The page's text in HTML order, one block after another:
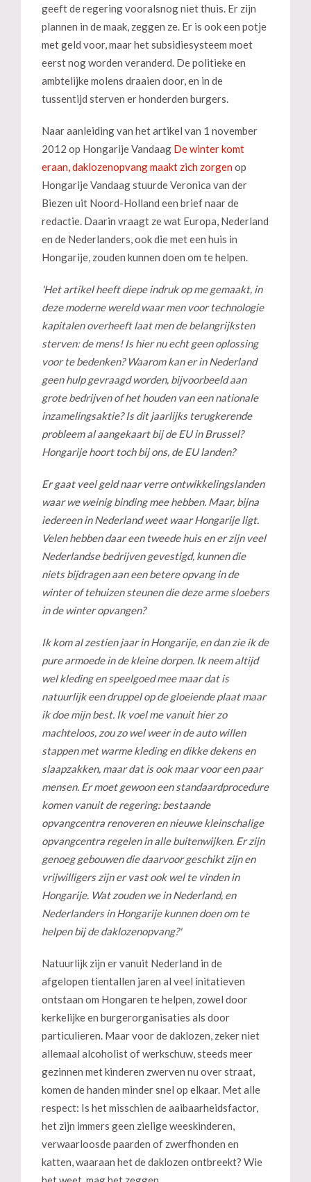
geeft de regering vooralsnog niet thuis. Er zijn
plannen in de maak, zeggen ze. Er is ook een potje
met geld voor, maar het subsidiesysteem moet
eerst nog worden veranderd. De politieke en
ambtelijke molens draaien door, en in de
tussentijd sterven er honderden burgers.
Naar aanleiding van het artikel van 1 november
2012 op Hongarije Vandaag De winter komt
eraan, daklozenopvang maakt zich zorgenop
Hongarije Vandaag stuurde Veronica van der
Biezen uit Noord-Holland een brief naar de
redactie. Daarin vraagt ze wat Europa, Nederland
en de Nederlanders, ook die met een huis in
Hongarije, zouden kunnen doen om te helpen.
'Het artikel heeft diepe indruk op me gemaakt, in
deze moderne wereld waar men voor technologie
kapitalen overheeft laat men de belangrijksten
sterven: de mens! Is hier nu echt geen oplossing
voor te bedenken? Waarom kan er in Nederland
geen hulp gevraagd worden, bijvoorbeeld aan
grote bedrijven of het houden van een nationale
inzamelingsaktie? Is dit jaarlijks terugkerende
probleem al aangekaart bij de EU in Brussel?
Hongarije hoort toch bij ons, de EU landen?
Er gaat veel geld naar verre ontwikkelingslanden
waar we weinig binding mee hebben. Maar, bijna
iedereen in Nederland weet waar Hongarije ligt.
Velen hebben daar een tweede huis en er zijn veel
Nederlandse bedrijven gevestigd, kunnen die
niets bijdragen aan een betere opvang in de
winter of tehuizen steunen die deze arme sloebers
in de winter opvangen?
Ik kom al zestien jaar in Hongarije, en dan zie ik de
pure armoede in de kleine dorpen. Ik neem altijd
wel kleding en speelgoed mee maar dat is
natuurlijk een druppel op de gloeiende plaat maar
ik doe mijn best. Ik voel me vanuit hier zo
machteloos, zou zo wel weer in de auto willen
stappen met warme kleding en dikke dekens en
slaapzakken, maar dat is ook maar voor een paar
mensen. Er moet gewoon een standaardprocedure
komen vanuit de regering: bestaande
opvangcentra renoveren en nieuwe kleinschalige
opvangcentra regelen in alle buitenwijken. Er zijn
genoeg gebouwen die daarvoor geschikt zijn en
vrijwilligers zijn er vast ook wel te vinden in
Hongarije. Wat zouden we in Nederland, en
Nederlanders in Hongarije kunnen doen om te
helpen bij de daklozenopvang?'
Natuurlijk zijn er vanuit Nederland in de
afgelopen tientallen jaren al veel initatieven
ontstaan om Hongaren te helpen, zowel door
kerkelijke en burgerorganisaties als door
particulieren. Maar voor de daklozen, zeker niet
allemaal alcoholist of werkschuw, steeds meer
gezinnen met kinderen zwerven nu over straat,
komen de handen minder snel op elkaar. Met alle
respect: Is het misschien de aaibaarheidsfactor,
het zijn immers geen zielige weeskinderen,
verwaarloosde paarden of zwerfhonden en
katten, waaraan het de daklozen ontbreekt? Wie